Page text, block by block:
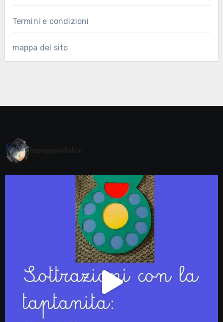
Termini e condizioni
mappa del sito